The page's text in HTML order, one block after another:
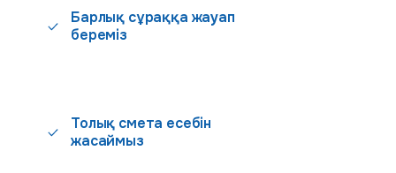
Барлық сұраққа жауап
береміз
Толық смета есебін
жасаймыз